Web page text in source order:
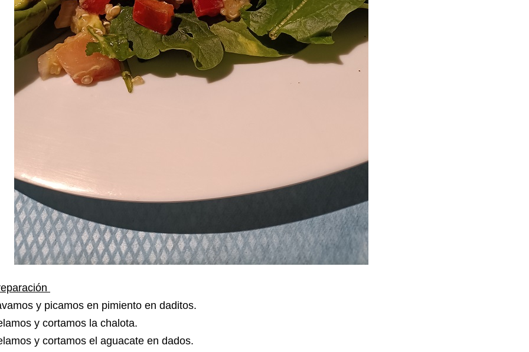
y picamos en pimiento en daditos.
y cortamos la chalota.
y cortamos el aguacate en dados.